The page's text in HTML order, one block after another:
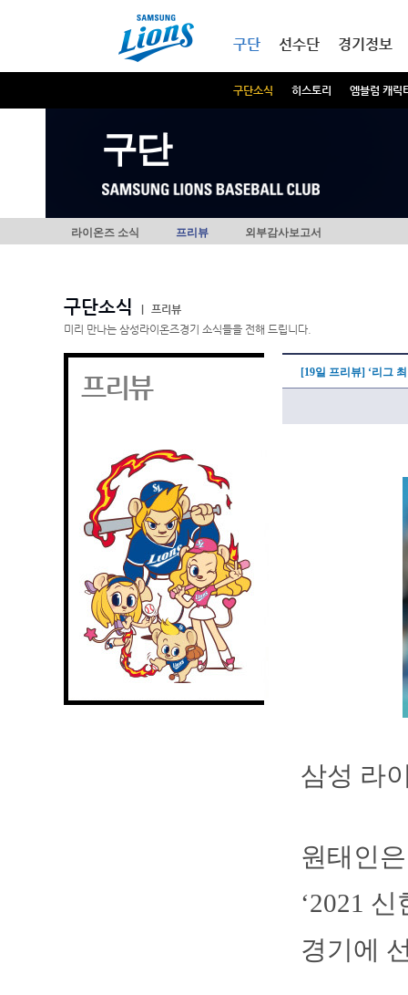
구단
구단소식 히스토리 엠블럼 캐릭
선수단 경기정보
구단
라이온즈 소식 프리뷰 외부감사보고서
구단소식
프리뷰
미리 만나는 삼성라이온즈경기 소식들을 전해 드립니다.
프리뷰 [19일 프리뷰] ‘리그
삼성 라
원태인
‘2021
경기에